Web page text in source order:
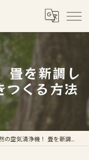
畳を新調し
つくる方法
気清浄機！ 畳を新調して健康的な住環境をつくる方法